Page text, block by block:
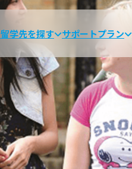
留学先を探す サポートプラン